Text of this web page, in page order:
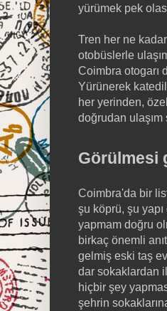
yürümek pek
Tren her ne
otobüslerle
Coimbra otogarı
Yürünerek
her yerinden,
doğrudan
Görülmesi
Coimbra'da bir
şu köprü, şu
yapmam doğru
birkaç önemli
gelmiş eski taş
dar sokaklardan
hiçbir şey
şehrin